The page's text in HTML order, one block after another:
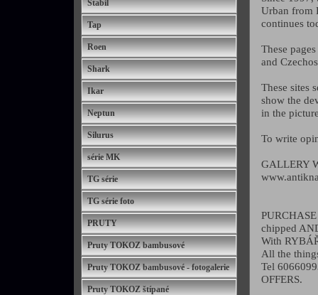
Urban from
continues
These
and
These sites
show the
in the
To write
GALLERY
chipped
With
All the
Tel
OFFERS.
Stabil
Tap
Roen
Shark
Ikar
Neptun
Silurus
série MK
TG série
TG série foto
PRUTY
Pruty TOKOZ bambusové
Pruty TOKOZ bambusové - fotogalerie
Pruty TOKOZ štípané